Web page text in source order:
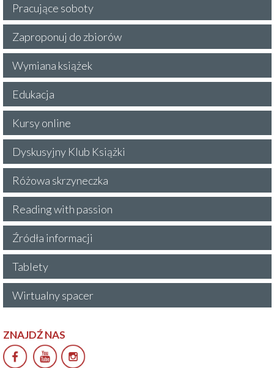
Pracujące soboty
Zaproponuj do zbiorów
Wymiana książek
Edukacja
Kursy online
Dyskusyjny Klub Książki
Różowa skrzyneczka
Reading with passion
Źródła informacji
Tablety
Wirtualny spacer
ZNAJDŹ NAS